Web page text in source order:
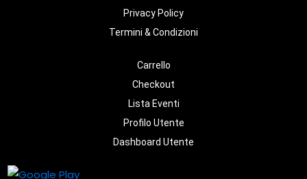
Privacy Policy
Termini & Condizioni
Carrello
Checkout
Lista Eventi
Profilo Utente
Dashboard Utente